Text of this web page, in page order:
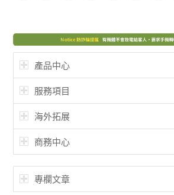
產品中心
服務項目
海外拓展
商務中心
專欄文章